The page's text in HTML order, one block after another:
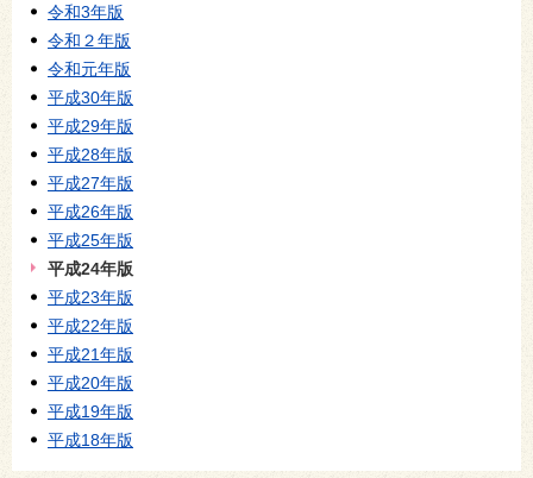
令和3年版
令和２年版
令和元年版
平成30年版
平成29年版
平成28年版
平成27年版
平成26年版
平成25年版
平成24年版
平成23年版
平成22年版
平成21年版
平成20年版
平成19年版
平成18年版